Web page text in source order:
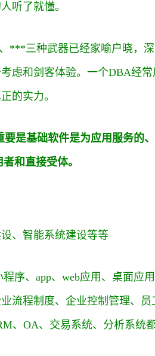
听了就懂。
***三种武器已经家喻户晓，
虑和剑客体验。一个DBA经常
的实力。
是基础软件是为应用服务的
和直接受体。
、智能系统建设等等
序、app、web应用、桌面应
流程制度、企业控制管理、员
、OA、交易系统、分析系统